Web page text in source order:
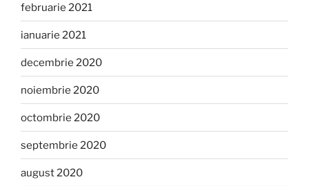
februarie 2021
ianuarie 2021
decembrie 2020
noiembrie 2020
octombrie 2020
septembrie 2020
august 2020